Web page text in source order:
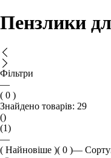
Пензлики
Фільтри
—
( 0 )
Знайдено товарів: 29
()
(1)
—
( Найновіше )( 0 )—